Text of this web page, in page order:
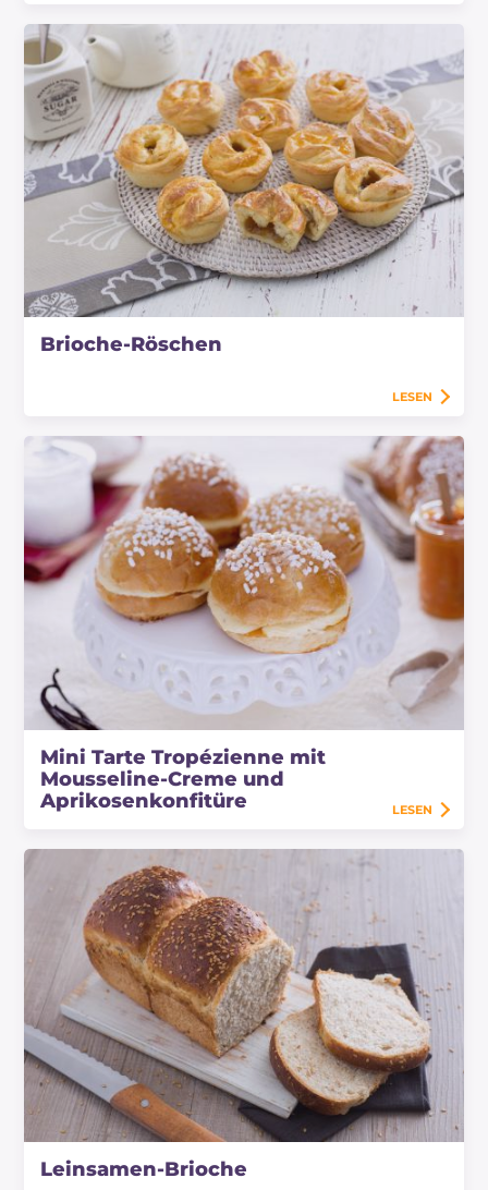
Brioche-Röschen
LESEN
Mini Tarte Tropézienne mit
Mousseline-Creme und
Aprikosenkonfitüre
LESEN
Leinsamen-Brioche